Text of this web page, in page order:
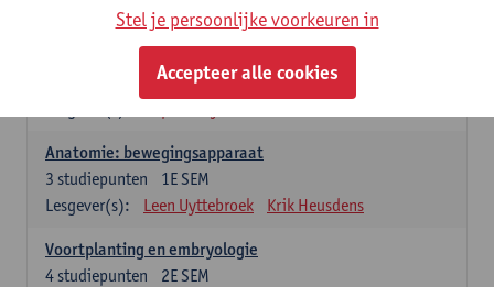
Lesgever(s):
Anja Verhulst Sebastiaan De Schepper
1E SEM
Anatomie: bewegingsapparaat
1E SEM
3 studiepunten
Lesgever(s):
Leen Uyttebroek Krik Heusdens
Voortplanting en embryologie
2E SEM
4studiepunten
Stel je persoonlijke voorkeuren in
Accepteer alle cookies